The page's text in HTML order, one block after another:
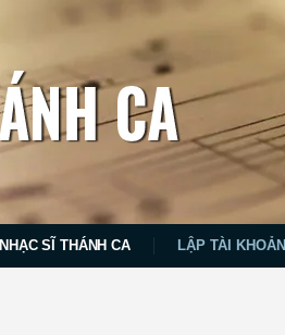
NHẠC SĨ THÁNH CA LẬP TÀI KHOẢN